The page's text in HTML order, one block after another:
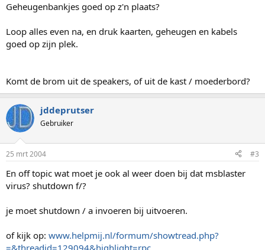
Geheugenbankjes goed op z'n plaats?
Loop alles even na, en druk kaarten, geheugen en kabels
goed op zijn plek.
Komt de brom uit de speakers, of uit de kast / moederbord?
jddeprutser
Gebruiker
25 mrt 2004 #3
En off topic wat moet je ook al weer doen bij dat msblaster
virus? shutdown f/?
je moet shutdown / a invoeren bij uitvoeren.
of kijk op: www.helpmij.nl/formum/showtread.php?
=&threadid=129094&highlight=rpc